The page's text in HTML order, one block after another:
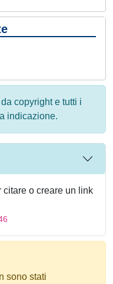
copyright e tutti i
indicazione.
o creare un link
sono stati